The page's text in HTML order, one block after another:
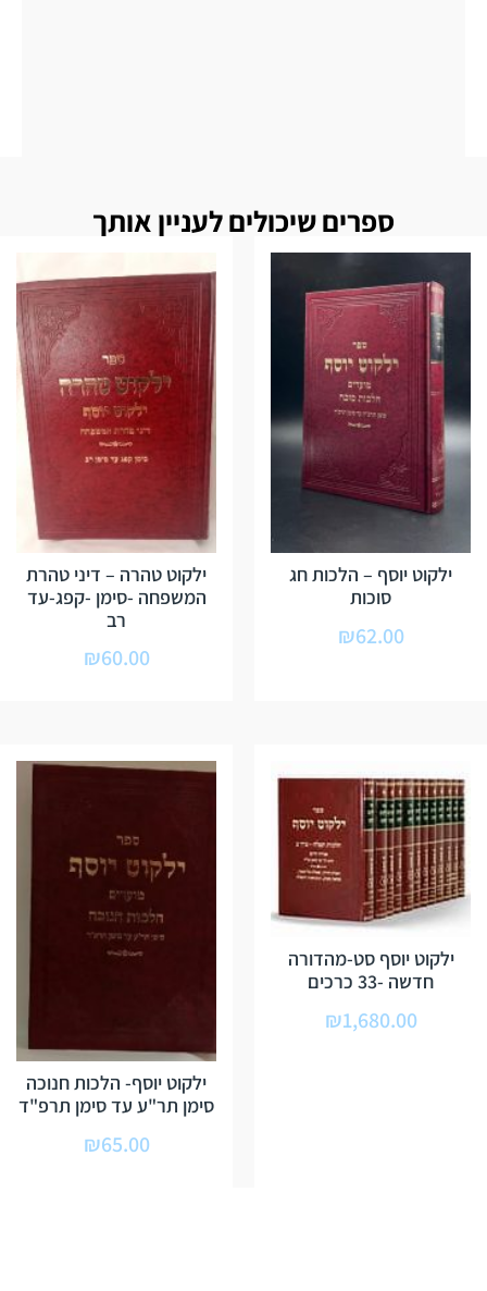
ספרים שיכולים לעניין אותך
ילקוט יוסף – הלכות חג
סוכות
₪62.00
ילקוט טהרה – דיני טהרת
המשפחה -סימן -קפג-עד
רב
₪60.00
ילקוט יוסף סט-מהדורה
חדשה -33 כרכים
₪1,680.00
ילקוט יוסף- הלכות חנוכה
סימן תר"ע עד סימן תרפ"ד
₪65.00